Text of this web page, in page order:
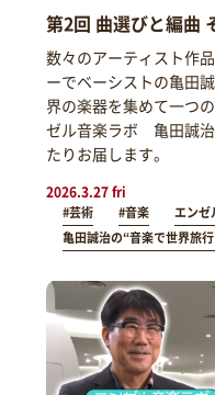
第2回 曲選びと編曲
数々のアーティスト作
ーでベーシストの亀田
界の楽器を集めて一つ
ゼル音楽ラボ 亀田誠治
たりお届します。
2026.3.27 fri
#芸術 #音楽
エンゼ
亀田誠治の“音楽で世界旅